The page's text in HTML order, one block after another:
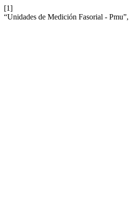
[1]
“Unidades de Medición Fasorial - Pmu”,